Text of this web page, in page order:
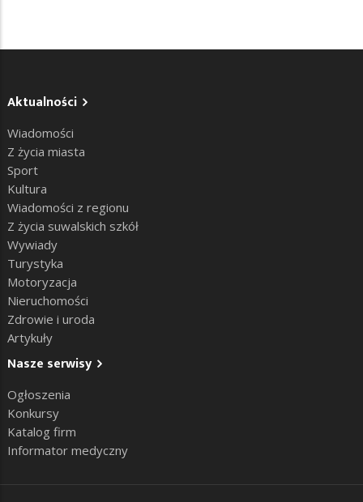
Aktualności
Wiadomości
Z życia miasta
Sport
Kultura
Wiadomości z regionu
Z życia suwalskich szkół
Wywiady
Turystyka
Motoryzacja
Nieruchomości
Zdrowie i uroda
Artykuły
Nasze serwisy
Ogłoszenia
Konkursy
Katalog firm
Informator medyczny